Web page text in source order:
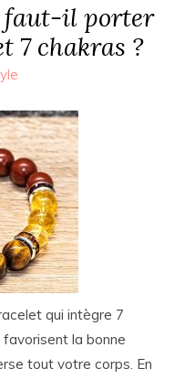
faut-il porter
7 chakras ?
qui intègre 7
la bonne
tout votre corps. En